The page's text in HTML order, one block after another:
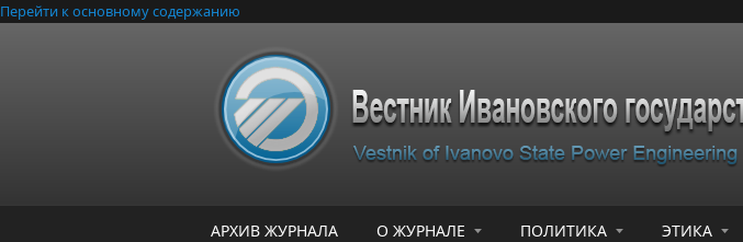
Перейти к основному содержанию
АРХИВ ЖУРНАЛА О ЖУРНАЛЕ ПОЛИТИКА ЭТИКА